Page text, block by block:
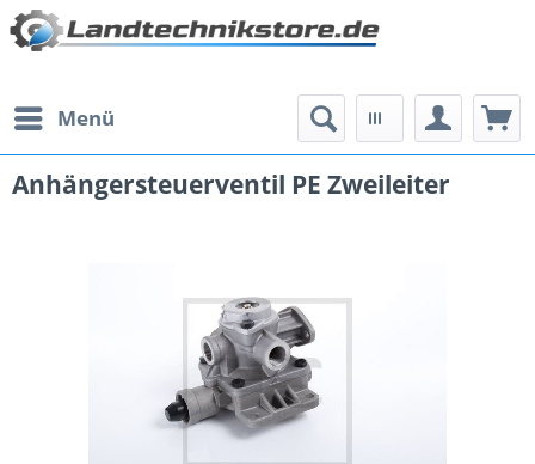
Menü
Anhängersteuerventil PE Zweileiter